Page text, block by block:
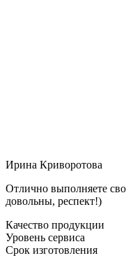
Ирина Криворотова
Отлично выполняете
довольны, респект!)
Качество продукции
Уровень сервиса
Срок изготовления